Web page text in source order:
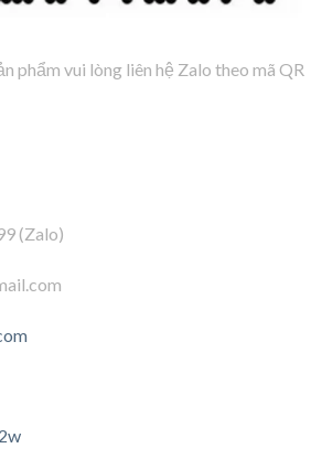
phẩm vui lòng liên hệ Zalo theo mã QR
(Zalo)